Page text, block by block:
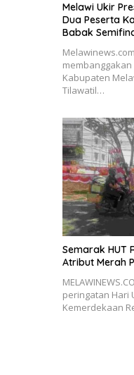
Melawi Ukir
Dua Peserta
Babak
Kabupaten
Tilawatil…
Semarak HUT
Atribut Merah
peringatan Hari
Kemerdekaan